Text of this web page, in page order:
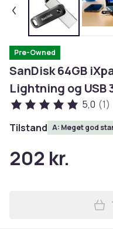
Pre-Owned
SanDisk 64GB
Lightning og USB
5,0 (1)
Tilstand A: Meget god
202 kr.